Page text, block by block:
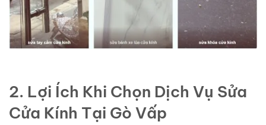
2. Lợi Ích Khi Chọn Dịch Vụ Sửa
Cửa Kính Tại Gò Vấp